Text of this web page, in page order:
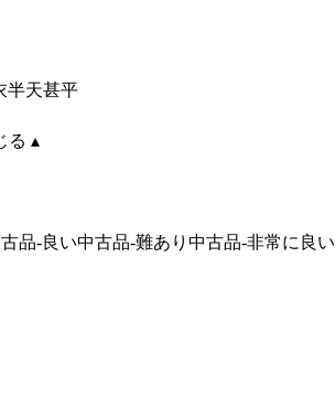
半天甚平
る ▴
品-良い中古品-難あり 中古品-非常に良い